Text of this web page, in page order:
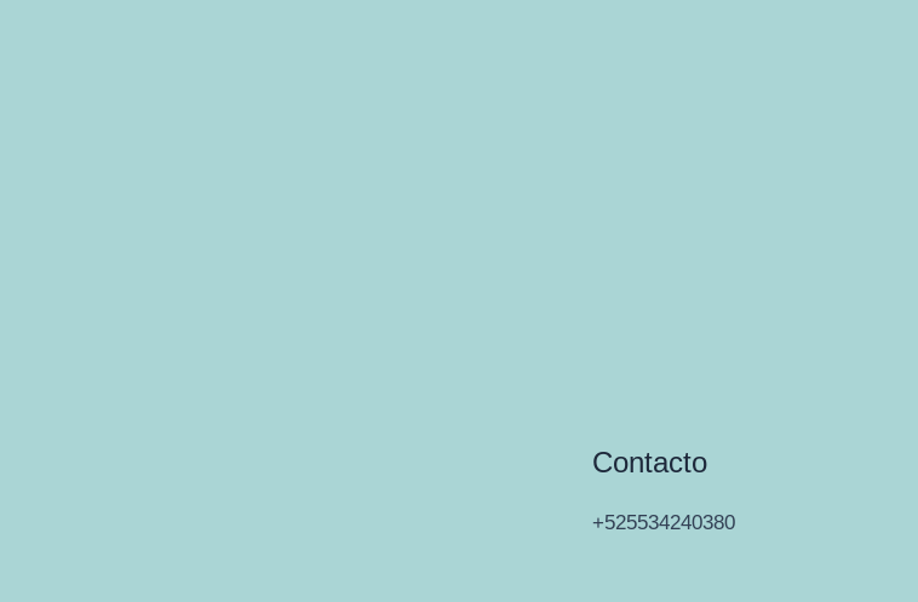
Contacto
+525534240380